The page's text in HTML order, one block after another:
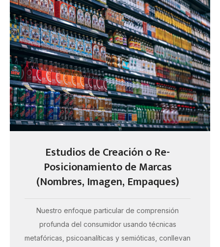
Estudios de Creación o Re-
Posicionamiento de Marcas
(Nombres, Imagen, Empaques)
Nuestro enfoque particular de comprensión
profunda del consumidor usando técnicas
metafóricas, psicoanalíticas y semióticas, conllevan